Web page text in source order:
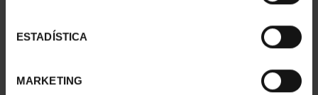
ESTADÍSTICA
MARKETING
SUSCRIPCIÓN
949,00 €
SUSCRIPCIÓN
CAPITALES DE
PROVINCIA 4
949,00 €